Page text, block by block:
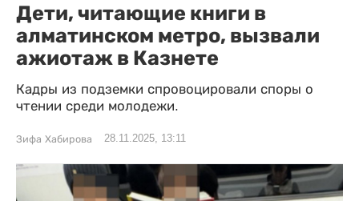
Дети, читающие книги в
алматинском метро, вызвали
ажиотаж в Казнете
Кадры из подземки спровоцировали споры о
чтении среди молодежи.
Зифа Хабирова 28.11.2025, 13:11